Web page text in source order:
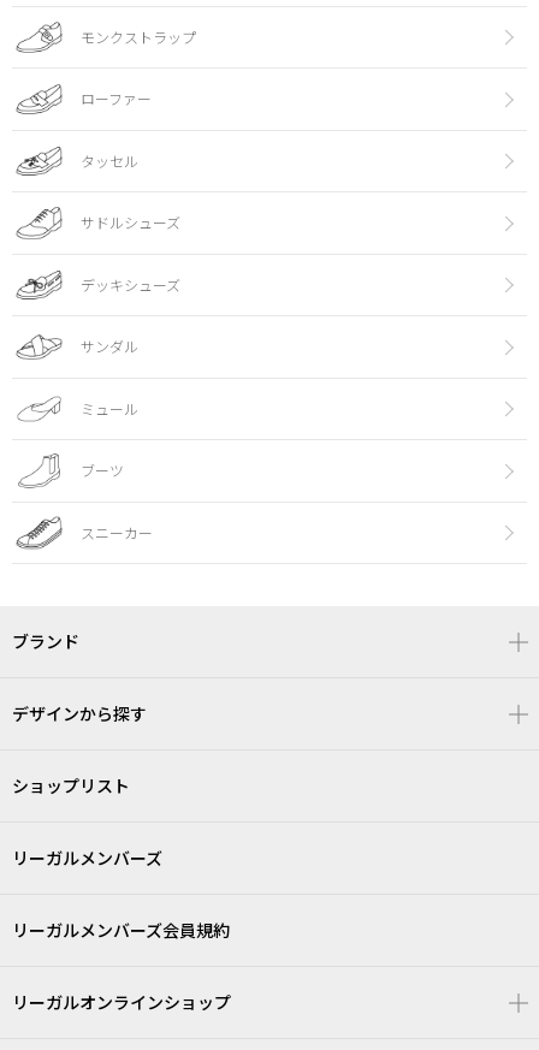
モンクストラップ
ローファー
タッセル
サドルシューズ
デッキシューズ
サンダル
ミュール
ブーツ
スニーカー
ブランド
デザインから探す
ショップリスト
リーガルメンバーズ
リーガルメンバーズ会員規約
リーガルオンラインショップ